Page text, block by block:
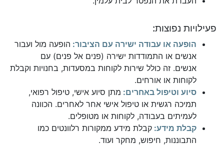
פעילויות נפוצות:
הופעה או עבודה ישירה עם הציבור: הופעה מול ועבור
אנשים או התמודדות ישירה (פנים אל פנים) עם
אנשים. זה כולל שירות לקוחות במסעדות, בחנויות וקבלת
לקוחות או אורחים.
סיוע וטיפול באחרים: מתן סיוע אישי, טיפול רפואי,
תמיכה רגשית או טיפול אישי אחר לאחרים. הכוונה
לעמיתים בעבודה, לקוחות או מטופלים.
קבלת מידע: קבלת מידע ממקורות רלוונטים כמו
התבוננות, חיפוש, מחקר ועוד.